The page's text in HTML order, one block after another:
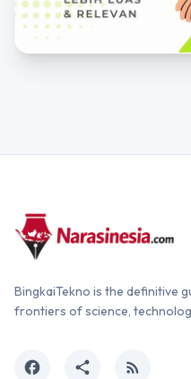
BingkaiTekno is the definitive
frontiers of science,
facebook share rss_feed